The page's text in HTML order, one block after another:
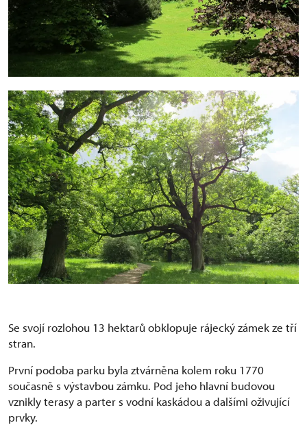
Se svojí rozlohou 13 hektarů obklopuje rájecký zámek ze tří
stran.
První podoba parku byla ztvárněna kolem roku 1770
současně s výstavbou zámku. Pod jeho hlavní budovou
vznikly terasy a parter s vodní kaskádou a dalšími oživující
prvky.